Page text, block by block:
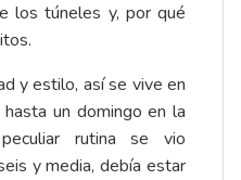
los túneles y, por qué
y estilo, así se vive en
un domingo en la
rutina se vio
y media, debía estar